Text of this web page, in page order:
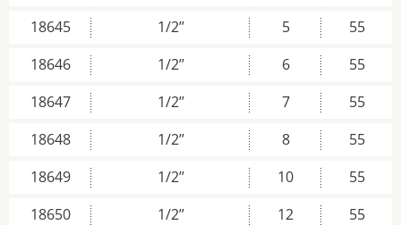
18645
1/2’’ 5
55
18646
1/2’’ 6
55
18647
1/2’’ 7
55
18648
1/2’’ 8
55
18649
1/2’’ 10
55
18650
1/2’’ 12
55